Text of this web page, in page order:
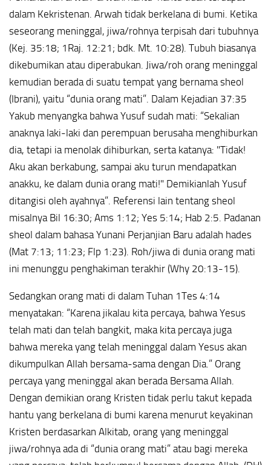
dalam Kekristenan. Arwah tidak berkelana di bumi. Ketika
seseorang meninggal, jiwa/rohnya terpisah dari tubuhnya
(Kej. 35:18; 1Raj. 12:21; bdk. Mt. 10:28). Tubuh biasanya
dikebumikan atau diperabukan. Jiwa/roh orang meninggal
kemudian berada di suatu tempat yang bernama sheol
(Ibrani), yaitu “dunia orang mati”. Dalam Kejadian 37:35
Yakub menyangka bahwa Yusuf sudah mati: “Sekalian
anaknya laki-laki dan perempuan berusaha menghiburkan
dia, tetapi ia menolak dihiburkan, serta katanya: "Tidak!
Aku akan berkabung, sampai aku turun mendapatkan
anakku, ke dalam dunia orang mati!" Demikianlah Yusuf
ditangisi oleh ayahnya”. Referensi lain tentang sheol
misalnya Bil 16:30; Ams 1:12; Yes 5:14; Hab 2:5. Padanan
sheol dalam bahasa Yunani Perjanjian Baru adalah hades
(Mat 7:13; 11:23; Flp 1:23). Roh/jiwa di dunia orang mati
ini menunggu penghakiman terakhir (Why 20:13-15).
Sedangkan orang mati di dalam Tuhan 1Tes 4:14
menyatakan: “Karena jikalau kita percaya, bahwa Yesus
telah mati dan telah bangkit, maka kita percaya juga
bahwa mereka yang telah meninggal dalam Yesus akan
dikumpulkan Allah bersama-sama dengan Dia.” Orang
percaya yang meninggal akan berada Bersama Allah.
Dengan demikian orang Kristen tidak perlu takut kepada
hantu yang berkelana di bumi karena menurut keyakinan
Kristen berdasarkan Alkitab, orang yang meninggal
jiwa/rohnya ada di “dunia orang mati” atau bagi mereka